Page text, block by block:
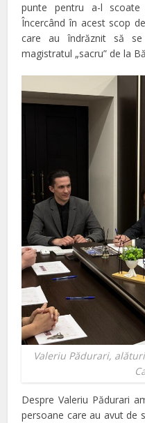
punte pentru a-l
Încercând în acest scop
care au îndrăznit să
magistratul „sacru” de la
Valeriu Pădurari,
Despre Valeriu Pădurari
persoane care au avut de